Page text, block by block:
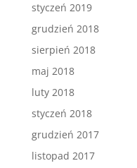
styczeń 2019
grudzień 2018
sierpień 2018
maj 2018
luty 2018
styczeń 2018
grudzień 2017
listopad 2017